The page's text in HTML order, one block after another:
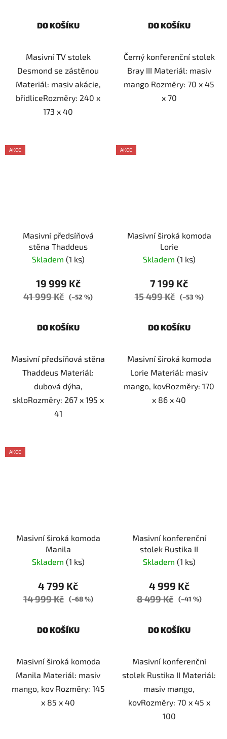
DO KOŠÍKU
Masivní TV stolek
Desmond se zástěnou
Materiál: masiv akácie,
břidliceRozměry: 240 x
173 x 40
DO KOŠÍKU
Černý konferenční stolek
Bray III Materiál: masiv
mango Rozměry: 70 x 45
x 70
AKCE
Masivní předsíňová
stěna Thaddeus
Skladem (1 ks)
19 999 Kč
41 999 Kč (–52 %)
DO KOŠÍKU
Masivní předsíňová stěna
Thaddeus Materiál:
dubová dýha,
skloRozměry: 267 x 195 x
41
AKCE
Masivní široká komoda
Lorie
Skladem (1 ks)
7 199 Kč
15 499 Kč (–53 %)
DO KOŠÍKU
Masivní široká komoda
Lorie Materiál: masiv
mango, kovRozměry: 170
x 86 x 40
AKCE
Masivní široká komoda
Manila
Skladem (1 ks)
4 799 Kč
14 999 Kč (–68 %)
DO KOŠÍKU
Masivní široká komoda
Manila Materiál: masiv
mango, kov Rozměry: 145
x 85 x 40
Masivní konferenční
stolek Rustika II
Skladem (1 ks)
4 999 Kč
8 499 Kč (–41 %)
DO KOŠÍKU
Masivní konferenční
stolek Rustika II Materiál:
masiv mango,
kovRozměry: 70 x 45 x
100